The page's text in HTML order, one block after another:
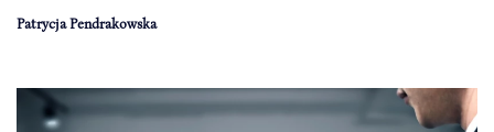
Patrycja Pendrakowska